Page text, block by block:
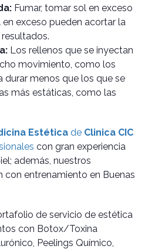
Fumar, tomar sol en exceso
exceso pueden acortar la
Los rellenos que se inyectan
movimiento, como los
durar menos que los que se
más estáticas, como las
Estética de Clinica CIC
con gran experiencia
además, nuestros
con entrenamiento en Buenas
de servicio de estética
con Botox/Toxina
Peelings Químico,